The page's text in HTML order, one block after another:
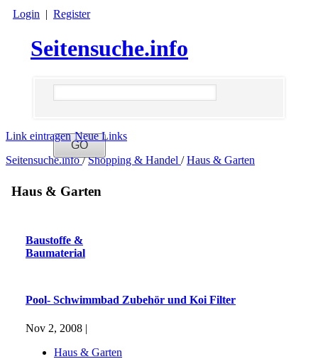
Login | Register
Seitensuche.info
Link eintragen Neue Links
Seitensuche.info/ Shopping & Handel / Haus & Garten
Haus & Garten
Baustoffe &
Baumaterial
Pool- Schwimmbad Zubehör und Koi Filter
Nov 2, 2008 |
Haus & Garten